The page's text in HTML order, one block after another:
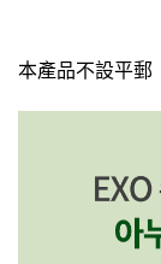
本產品不設平郵